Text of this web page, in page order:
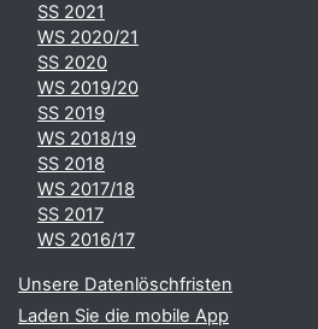
SS 2021
WS 2020/21
SS 2020
WS 2019/20
SS 2019
WS 2018/19
SS 2018
WS 2017/18
SS 2017
WS 2016/17
Unsere Datenlöschfristen
Laden Sie die mobile App